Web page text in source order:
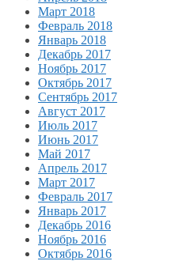
Март 2018
Февраль 2018
Январь 2018
Декабрь 2017
Ноябрь 2017
Октябрь 2017
Сентябрь 2017
Август 2017
Июль 2017
Июнь 2017
Май 2017
Апрель 2017
Март 2017
Февраль 2017
Январь 2017
Декабрь 2016
Ноябрь 2016
Октябрь 2016